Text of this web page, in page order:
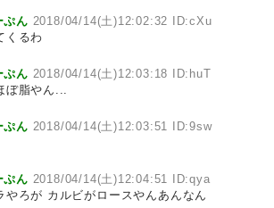
ぷん 2018/04/14(土)12:02:32 ID:cXu
くるわ
ぷん 2018/04/14(土)12:03:18 ID:huT
ぼ脂やん...
ぷん 2018/04/14(土)12:03:51 ID:9sw
ぷん 2018/04/14(土)12:04:51 ID:qya
やろが カルビがロースやんあんなん